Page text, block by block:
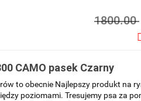
1800.00
CAMO pasek Czarny
to obecnie Najlepszy produkt na
poziomami. Tresujemy psa za